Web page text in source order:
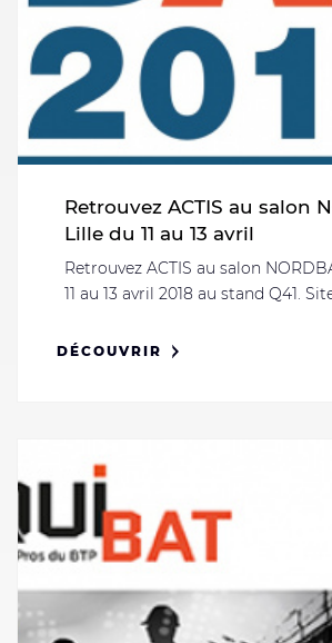
Retrouvez ACTIS au salon
Lille du 11 au 13 avril
Retrouvez ACTIS au salon
11 au 13 avril 2018 au stand Q41.
DÉCOUVRIR